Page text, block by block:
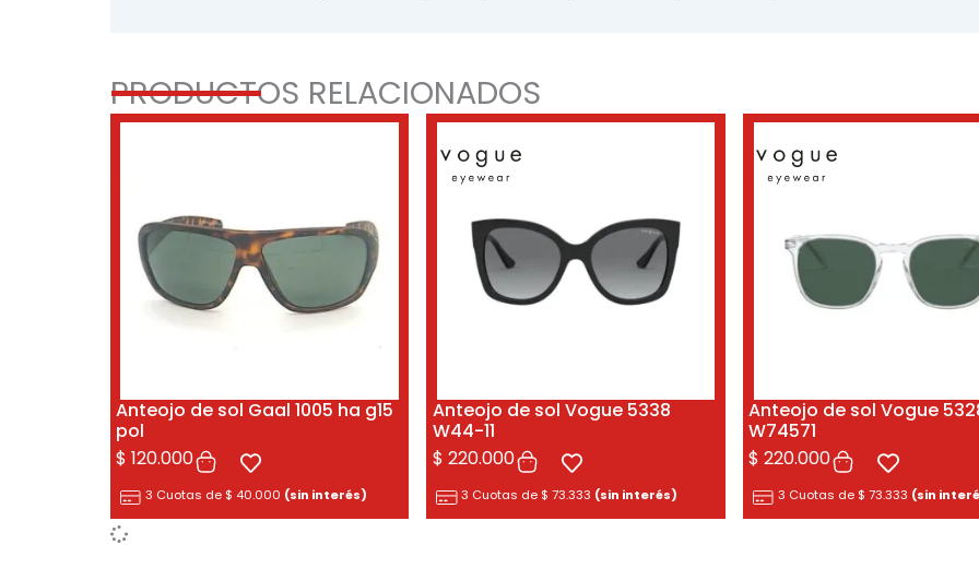
PRODUCTOS RELACIONADOS
Anteojo de sol Gaal 1005 ha g15
pol
$ 120.000
3 Cuotas de $ 40.000 (sin interés)
Anteojo de sol Vogue 5338
W44-11
$ 220.000
3 Cuotas de $ 73.333 (sin interés)
Anteojo de sol Vogue
W74571
$ 220.000
3 Cuotas de $ 73.333 (sin